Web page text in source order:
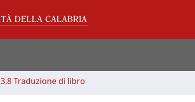
3.8 Traduzione di libro